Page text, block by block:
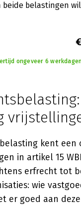
beide belastingen
ongeveer 6
kent een
in artikel 15
erfrecht tot
wie
er goed aan